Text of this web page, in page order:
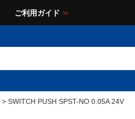
ご利用ガイド
> SWITCH PUSH SPST-NO 0.05A 24V